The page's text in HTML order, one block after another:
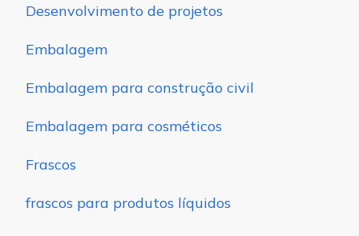
Desenvolvimento de projetos
Embalagem
Embalagem para construção civil
Embalagem para cosméticos
Frascos
frascos para produtos líquidos